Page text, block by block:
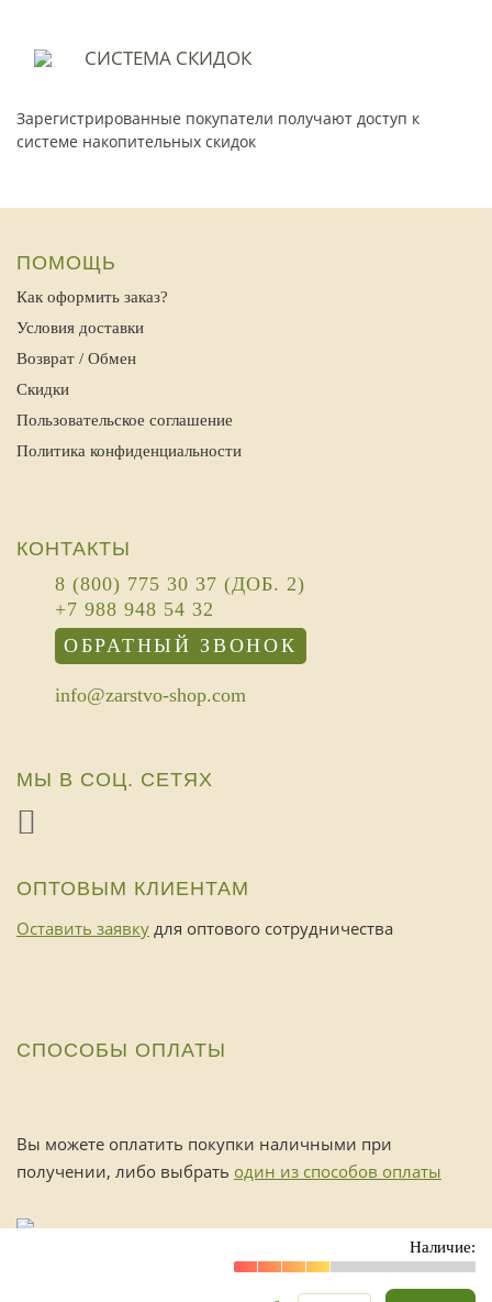
Наличие:
СИСТЕМА СКИДОК
Зарегистрированные покупатели получают доступ к
системе накопительных скидок
ПОМОЩЬ
Как оформить заказ?
Условия доставки
Возврат / Обмен
Скидки
Пользовательское соглашение
Политика конфиденциальности
КОНТАКТЫ
8 (800) 775 30 37 (ДОБ. 2)
+7 988 948 54 32
ОБРАТНЫЙ ЗВОНОК
info@zarstvo-shop.com
МЫ В СОЦ. СЕТЯХ
ОПТОВЫМ КЛИЕНТАМ
Оставить заявку для оптового сотрудничества
СПОСОБЫ ОПЛАТЫ
Вы можете оплатить покупки наличными при
получении, либо выбрать один из способов оплаты